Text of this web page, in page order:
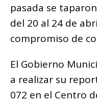
pasada se
del 20 al 24 de
compromiso de
El Gobierno
a realizar su
072 en el Centro